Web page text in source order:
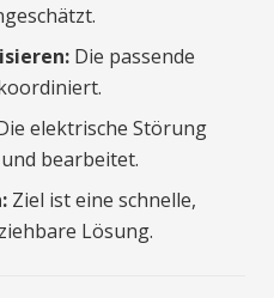
Die passende
elektrische Störung
bearbeitet.
Ziel ist eine schnelle,
Lösung.